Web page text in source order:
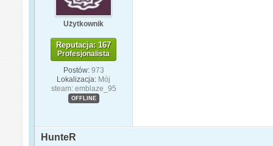
Użytkownik
Reputacja: 167
Profesjonalista
Postów: 973
Lokalizacja: Mój
steam: emblaze_95
OFFLINE
HunteR